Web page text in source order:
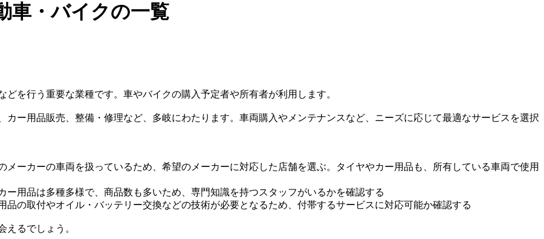
車・バイクの一覧
を行う重要な業種です。車やバイクの購入予定者や所有者が利用します。
ー用品販売、整備・修理など、多岐にわたります。車両購入やメンテナンスなど、ニーズに応じて最適なサービスを選択
ーカーの車両を扱っているため、希望のメーカーに対応した店舗を選ぶ。タイヤやカー用品も、所有している車両で使用
用品は多種多様で、商品数も多いため、専門知識を持つスタッフがいるかを確認する
の取付やオイル・バッテリー交換などの技術が必要となるため、付帯するサービスに対応可能か確認する
えるでしょう。